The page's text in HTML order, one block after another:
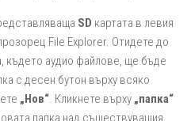
SD картата в левия
File Explorer. Отидете до
където аудио файлове, ще бъде
с десен бутон върху всяко
„Нов“. Кликнете върху „папка“
папка над съществуващия